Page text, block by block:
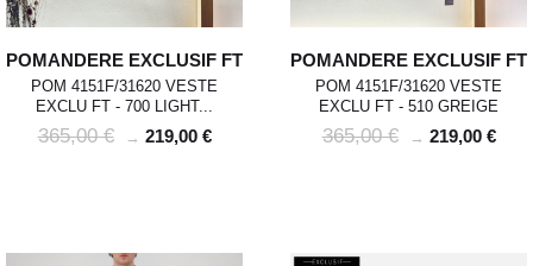
POMANDERE EXCLUSIF FT
POM 4151F/31620 VESTE
EXCLU FT - 700 LIGHT...
365,00 € → 219,00 €
POMANDERE EXCLUSIF FT
POM 4151F/31620 VESTE
EXCLU FT - 510 GREIGE
365,00 € → 219,00 €